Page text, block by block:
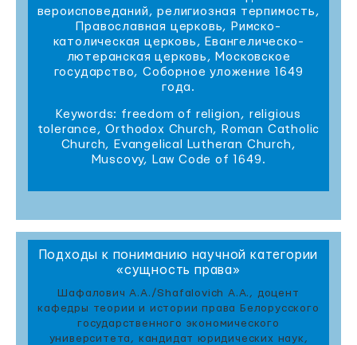
вероисповеданий, религиозная терпимость,
Православная церковь, Римско-
католическая церковь, Евангелическо-
лютеранская церковь, Московское
государство, Соборное уложение 1649
года.
Keywords: freedom of religion, religious
tolerance, Orthodox Church, Roman Catholic
Church, Evangelical Lutheran Church,
Muscovy, Law Code of 1649.
Подходы к пониманию научной категории
«сущность права»
Шафалович А.А./Shafalovich A.A., доцент
кафедры теории и истории права Белорусского
государственного экономического
университета, кандидат юридических наук,